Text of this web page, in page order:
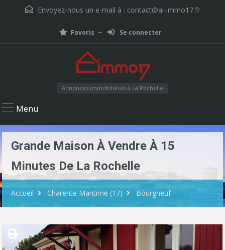
Envoyez-nous un e-mail à : contact@al-immo17.fr
Favoris Se connecter
Annonces immobilières à La Rochelle
Menu
Grande Maison À Vendre À 15
Minutes De La Rochelle
Accueil Charente Maritime (17) Bourgneuf